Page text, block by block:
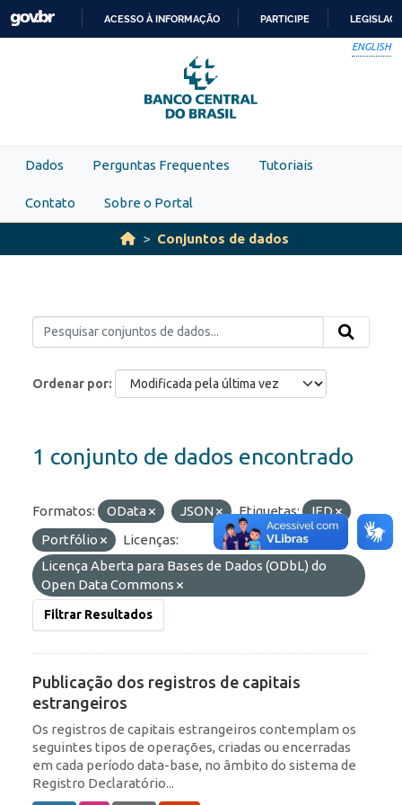
Skip to main content
PARA
O
CONTEÚDO
ACESSO À INFORMAÇÃO PARTICIPE
ENGLISH
Dados Perguntas Frequentes Tutoriais
Contato Sobre o Portal
Conjuntos de dados
Ordenar por
1 conjunto de dados encontrado
Formatos: OData JSON Etiquetas:
IED
Portfólio
Licenças:
Licença Aberta para Bases de Dados (ODbL) do
Open Data Commons
Filtrar Resultados
Publicação dos registros de capitais
estrangeiros
Os registros de capitais estrangeiros contemplam os
seguintes tipos de operações, criadas ou encerradas
em cada período data-base, no âmbito do sistema de
Registro Declaratório...